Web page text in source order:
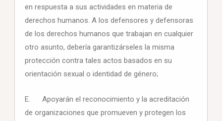
en respuesta a sus actividades en materia de
derechos humanos. A los defensores y defensoras
de los derechos humanos que trabajan en cualquier
otro asunto, debería garantizárseles la misma
protección contra tales actos basados en su
orientación sexual o identidad de género;
E. Apoyarán el reconocimiento y la acreditación
de organizaciones que promueven y protegen los